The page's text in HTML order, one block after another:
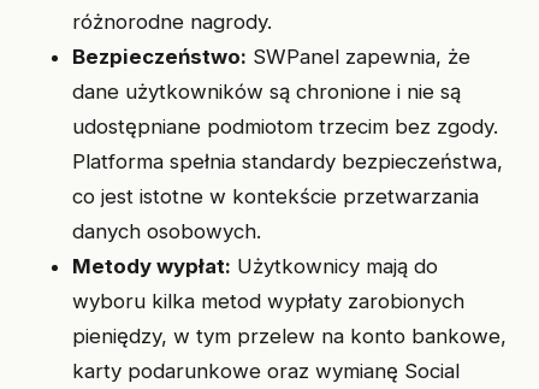
różnorodne nagrody.
Bezpieczeństwo: SWPanel zapewnia, że
dane użytkowników są chronione i nie są
udostępniane podmiotom trzecim bez zgody.
Platforma spełnia standardy bezpieczeństwa,
co jest istotne w kontekście przetwarzania
danych osobowych.
Metody wypłat: Użytkownicy mają do
wyboru kilka metod wypłaty zarobionych
pieniędzy, w tym przelew na konto bankowe,
karty podarunkowe oraz wymianę Social